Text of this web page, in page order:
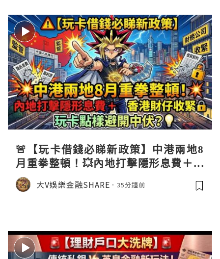
🚨【玩卡借錢必睇新政策】中港兩地8
月重拳整頓！💥內地打擊隱形息費＋香
港財仔收緊🔒，玩卡點樣避開中伏？💡
大V娛樂金融SHARE 35分鐘前